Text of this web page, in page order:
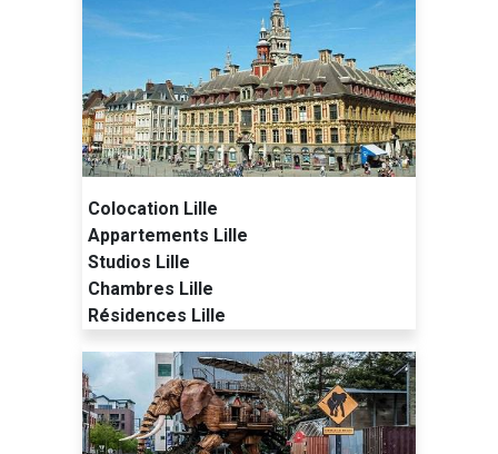
Colocation Lille
Appartements Lille
Studios Lille
Chambres Lille
Résidences Lille